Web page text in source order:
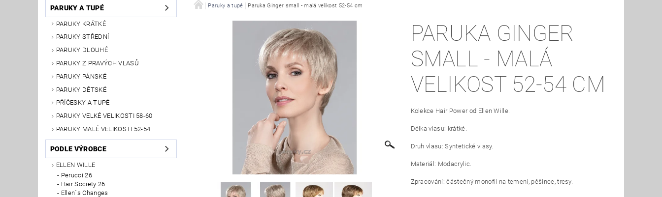
PARUKY A TUPÉ
PARUKY KRÁTKÉ
PARUKY STŘEDNÍ
PARUKY DLOUHÉ
PARUKY Z PRAVÝCH VLASŮ
PARUKY PÁNSKÉ
PARUKY DĚTSKÉ
PŘÍČESKY A TUPÉ
PARUKY VELKÉ VELIKOSTI 58-60
PARUKY MALÉ VELIKOSTI 52-54
PODLE VÝROBCE
ELLEN WILLE
Perucci 26
Hair Society 26
Ellen´s Changes
Paruky a tupé Paruka Ginger small - malá velikost 52-54 cm
PARUKA GINGER
SMALL - MALÁ
VELIKOST 52-54 CM
Kolekce Hair Power od Ellen Wille.
Délka vlasu: krátké.
Druh vlasu: Syntetické vlasy.
Materiál: Modacrylic.
Zpracování: částečný monofil na temeni, pěšince, tresy.